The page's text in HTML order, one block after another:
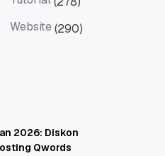
Website (290)
2026: Diskon
Qwords